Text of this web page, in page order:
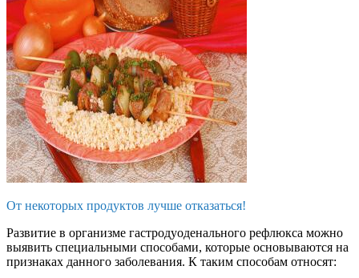
От некоторых продуктов лучше отказаться!
Развитие в организме гастродуоденального рефлюкса можно
выявить специальными способами, которые основываются на
признаках данного заболевания. К таким способам относят: